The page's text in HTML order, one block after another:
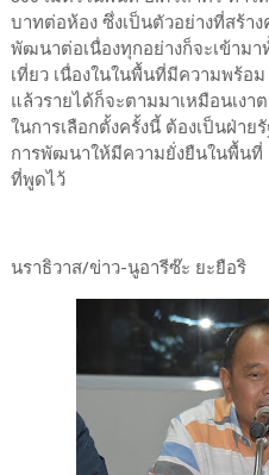
บาทต่อห้อง ซึ่งเป็นตัวอย่างที่สร้า
พัฒนาต่อเนื่องทุกอย่างก็จะเข้ามา
เที่ยว เนื่องในในพื้นที่มีความพร้อ
แล้วรายได้ก็จะตามมาเหมือนเงา
ในการเลือกตั้งครั้งนี้ ต้องเป็นฝ่า
การพัฒนาให้มีความยั่งยืนในพื้น
ที่พูดไว้
นราธิวาส/ข่าว-นูอารีซ๊ะ ยะยือริ